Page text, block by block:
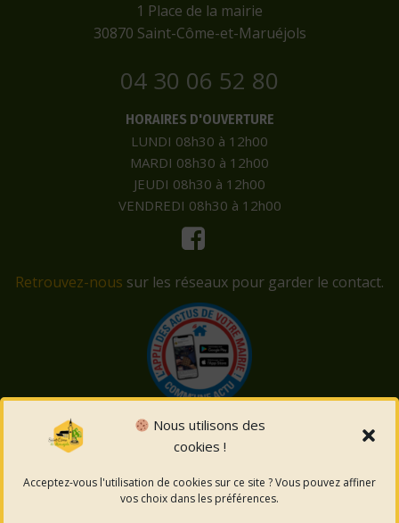
Nous utilisons des
cookies !
Acceptez-vous l'utilisation de cookies sur ce site ? Vous pouvez affiner
vos choix dans les préférences.
​1 Place de la mairie
​30870 Saint-Côme-et-Maruéjols
04 30 06 52 80
HORAIRES D'OUVERTURE
LUNDI 08h30 à 12h00
MARDI 08h30 à 12h00
JEUDI 08h30 à 12h00
VENDREDI 08h30 à 12h00
Retrouvez-nous sur les réseaux pour garder le contact.
© 2026 Saint-Côme-et-Maruéjols. Un service proposé